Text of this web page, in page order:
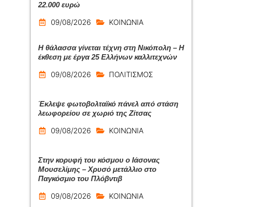
22.000 ευρώ
09/08/2026 ΚΟΙΝΩΝΙΑ
Η θάλασσα γίνεται τέχνη στη Νικόπολη – Η
έκθεση με έργα 25 Ελλήνων καλλιτεχνών
09/08/2026 ΠΟΛΙΤΙΣΜΟΣ
Έκλεψε φωτοβολταϊκό πάνελ από στάση
λεωφορείου σε χωριό της Ζίτσας
09/08/2026 ΚΟΙΝΩΝΙΑ
Στην κορυφή του κόσμου ο Ιάσονας
Μουσελίμης – Χρυσό μετάλλιο στο
Παγκόσμιο του Πλόβντιβ
09/08/2026 ΚΟΙΝΩΝΙΑ